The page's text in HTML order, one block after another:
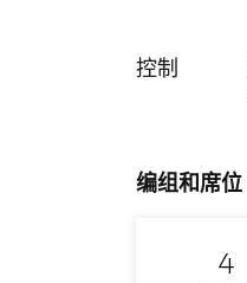
控制
编组和席位
4